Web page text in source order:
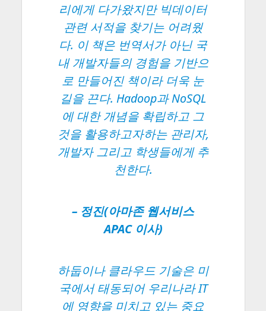
리에게 다가왔지만 빅데이터
관련 서적을 찾기는 어려웠
다. 이 책은 번역서가 아닌 국
내 개발자들의 경험을 기반으
로 만들어진 책이라 더욱 눈
길을 끈다. Hadoop과 NoSQL
에 대한 개념을 확립하고 그
것을 활용하고자하는 관리자,
개발자 그리고 학생들에게 추
천한다.
– 정진(아마존 웹서비스
APAC 이사)
하둡이나 클라우드 기술은 미
국에서 태동되어 우리나라 IT
에 영향을 미치고 있는 중요